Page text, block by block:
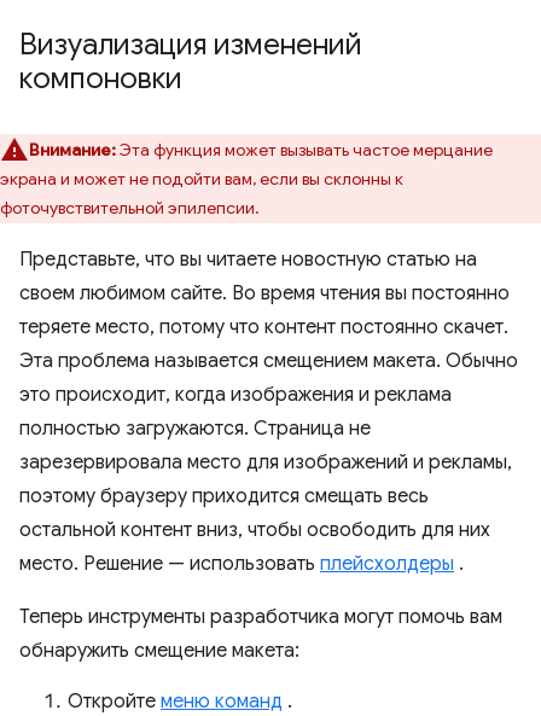
Визуализация изменений
компоновки
Внимание:Эта функция может вызывать частое мерцание
экрана и может не подойти вам, если вы склонны к
фоточувствительной эпилепсии.
Представьте, что вы читаете новостную статью на
своем любимом сайте. Во время чтения вы постоянно
теряете место, потому что контент постоянно скачет.
Эта проблема называется смещением макета. Обычно
это происходит, когда изображения и реклама
полностью загружаются. Страница не
зарезервировала место для изображений и рекламы,
поэтому браузеру приходится смещать весь
остальной контент вниз, чтобы освободить для них
место. Решение — использовать плейсхолдеры .
Теперь инструменты разработчика могут помочь вам
обнаружить смещение макета:
Откройте меню команд .